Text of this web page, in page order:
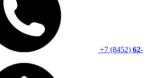
+7 (8452) 62-